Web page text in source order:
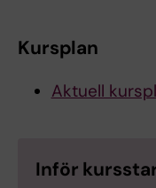
Kursplan
Aktuell
Inför